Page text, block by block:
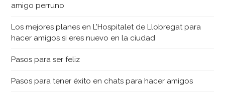
amigo perruno
Los mejores planes en L’Hospitalet de Llobregat para
hacer amigos si eres nuevo en la ciudad
Pasos para ser feliz
Pasos para tener éxito en chats para hacer amigos